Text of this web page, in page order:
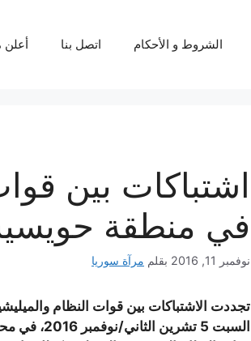
الشروط و الأحكام اتصل بنا أعلن
اشتباكات بين
في منطقة
نوفمبر 11, 2016 بقلم مرآة سوريا
تجددت الاشتباكات بين قوات النظام
السبت 5